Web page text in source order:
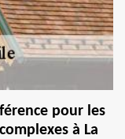
pour les
à La